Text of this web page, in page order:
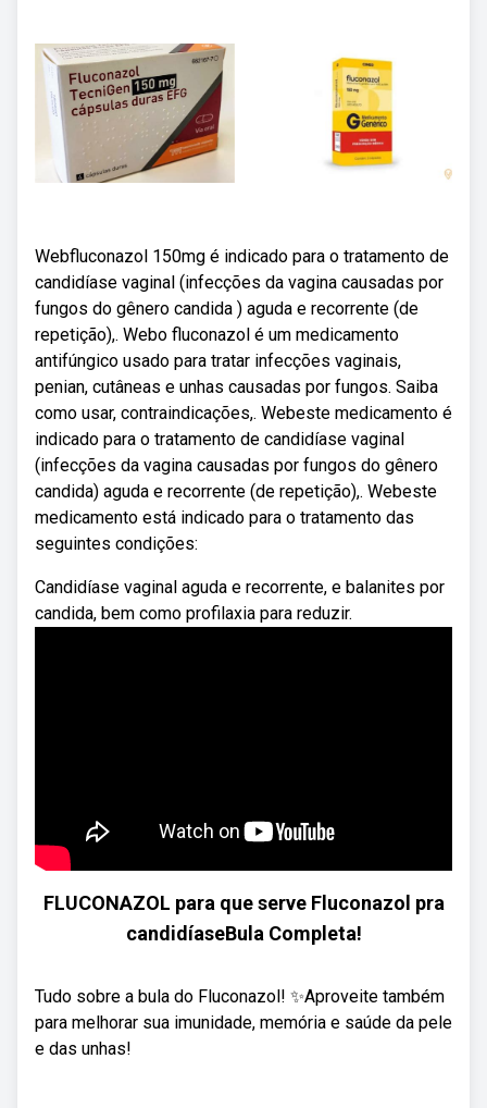
Webfluconazol 150mg é indicado para o tratamento de
candidíase vaginal (infecções da vagina causadas por
fungos do gênero candida ) aguda e recorrente (de
repetição),. Webo fluconazol é um medicamento
antifúngico usado para tratar infecções vaginais,
penian, cutâneas e unhas causadas por fungos. Saiba
como usar, contraindicações,. Webeste medicamento é
indicado para o tratamento de candidíase vaginal
(infecções da vagina causadas por fungos do gênero
candida) aguda e recorrente (de repetição),. Webeste
medicamento está indicado para o tratamento das
seguintes condições:
Candidíase vaginal aguda e recorrente, e balanites por
candida, bem como profilaxia para reduzir.
FLUCONAZOL para que serve Fluconazol pra
candidíaseBula Completa!
Tudo sobre a bula do Fluconazol! ✨Aproveite também
para melhorar sua imunidade, memória e saúde da pele
e das unhas!